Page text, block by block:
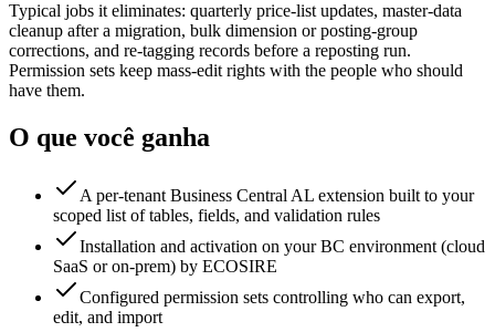
Typical jobs it eliminates: quarterly price-list updates, master-data
cleanup after a migration, bulk dimension or posting-group
corrections, and re-tagging records before a reposting run.
Permission sets keep mass-edit rights with the people who should
have them.
O que você ganha
A per-tenant Business Central AL extension built to your
scoped list of tables, fields, and validation rules
Installation and activation on your BC environment (cloud
SaaS or on-prem) by ECOSIRE
Configured permission sets controlling who can export,
edit, and import